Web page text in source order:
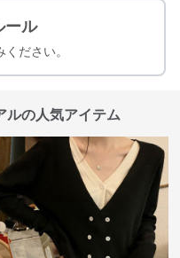
ール
ださい。
ルの人気アイテム